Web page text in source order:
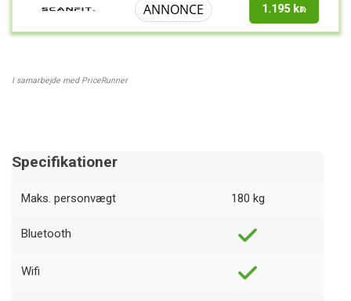
ANNONCE 1.195 kr.
I samarbejde med PriceRunner
Specifikationer
Maks. personvægt 180 kg
Bluetooth
Wifi